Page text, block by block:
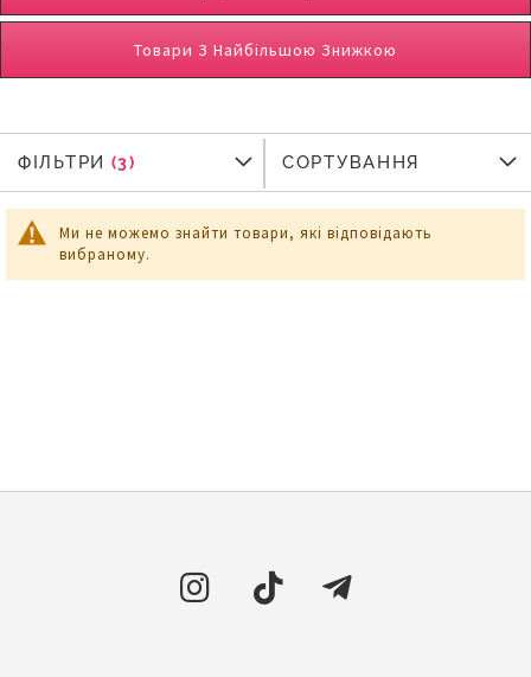
Товари З Найбільшою Знижкою
Ми не можемо знайти товари, які відповідають
вибраному.
ФІЛЬТРИ
ФІЛЬТРИ СОРТУВАННЯ